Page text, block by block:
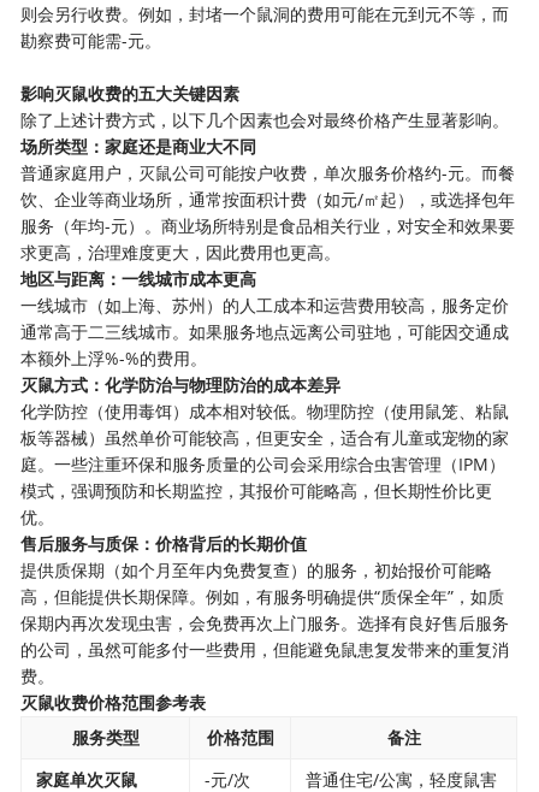
则会另行收费。例如，封堵一个鼠洞的费用可能在元到元不等，而
勘察费可能需-元。
​影响灭鼠收费的五大关键因素​
除了上述计费方式，以下几个因素也会对最终价格产生显著影响。
​场所类型：家庭还是商业大不同​
普通家庭用户，灭鼠公司可能按户收费，单次服务价格约-元。而餐
饮、企业等商业场所，通常按面积计费（如元/㎡起），或选择包年
服务（年均-元）。商业场所特别是食品相关行业，对安全和效果要
求更高，治理难度更大，因此费用也更高。
​地区与距离：一线城市成本更高​
一线城市（如上海、苏州）的人工成本和运营费用较高，服务定价
通常高于二三线城市。如果服务地点远离公司驻地，可能因交通成
本额外上浮%-%的费用。
​灭鼠方式：化学防治与物理防治的成本差异​
化学防控（使用毒饵）成本相对较低。物理防控（使用鼠笼、粘鼠
板等器械）虽然单价可能较高，但更安全，适合有儿童或宠物的家
庭。一些注重环保和服务质量的公司会采用综合虫害管理（IPM）
模式，强调预防和长期监控，其报价可能略高，但长期性价比更
优。
​售后服务与质保：价格背后的长期价值​
提供质保期（如个月至年内免费复查）的服务，初始报价可能略
高，但能提供长期保障。例如，有服务明确提供“质保全年”，如质
保期内再次发现虫害，会免费再次上门服务。选择有良好售后服务
的公司，虽然可能多付一些费用，但能避免鼠患复发带来的重复消
费。
​灭鼠收费价格范围参考表​
服务类型
价格范围
备注
​家庭单次灭鼠​
-元/次 普通住宅/公寓，轻度鼠害